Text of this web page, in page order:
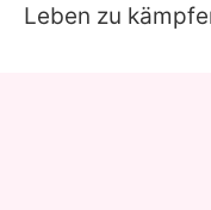
Leben zu